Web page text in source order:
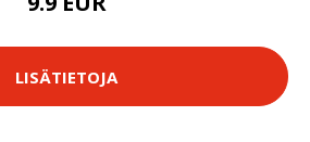
LISÄTIETOJA